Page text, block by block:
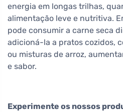
energia em longas trilhas,
alimentação leve e nutritiva.
pode consumir a carne seca
adicioná-la a pratos cozidos,
ou misturas de arroz,
e sabor.
Experimente os nossos